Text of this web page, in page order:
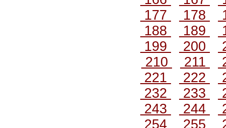
177
178
188
189
199
200
210
211
221
222
232
233
243
244
254
255